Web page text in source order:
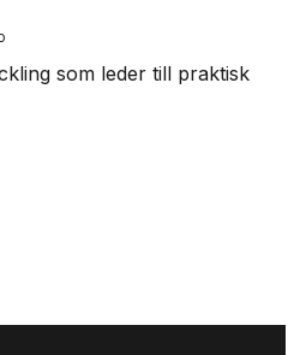
som leder till praktisk